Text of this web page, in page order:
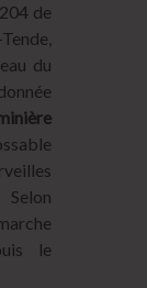
de
du
le